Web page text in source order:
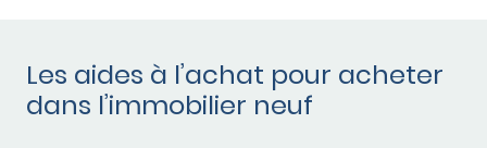
Les aides à l’achat pour acheter
dans l’immobilier neuf